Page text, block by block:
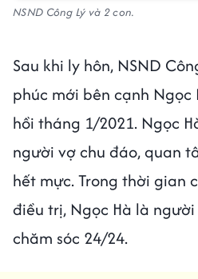
NSND Công Lý và 2 con.
Sau khi ly hôn, NSND
phúc mới bên cạnh Ngọc
hồi tháng 1/2021. Ngọc
người vợ chu đáo, quan
hết mực. Trong thời gian
điều trị, Ngọc Hà là
chăm sóc 24/24.